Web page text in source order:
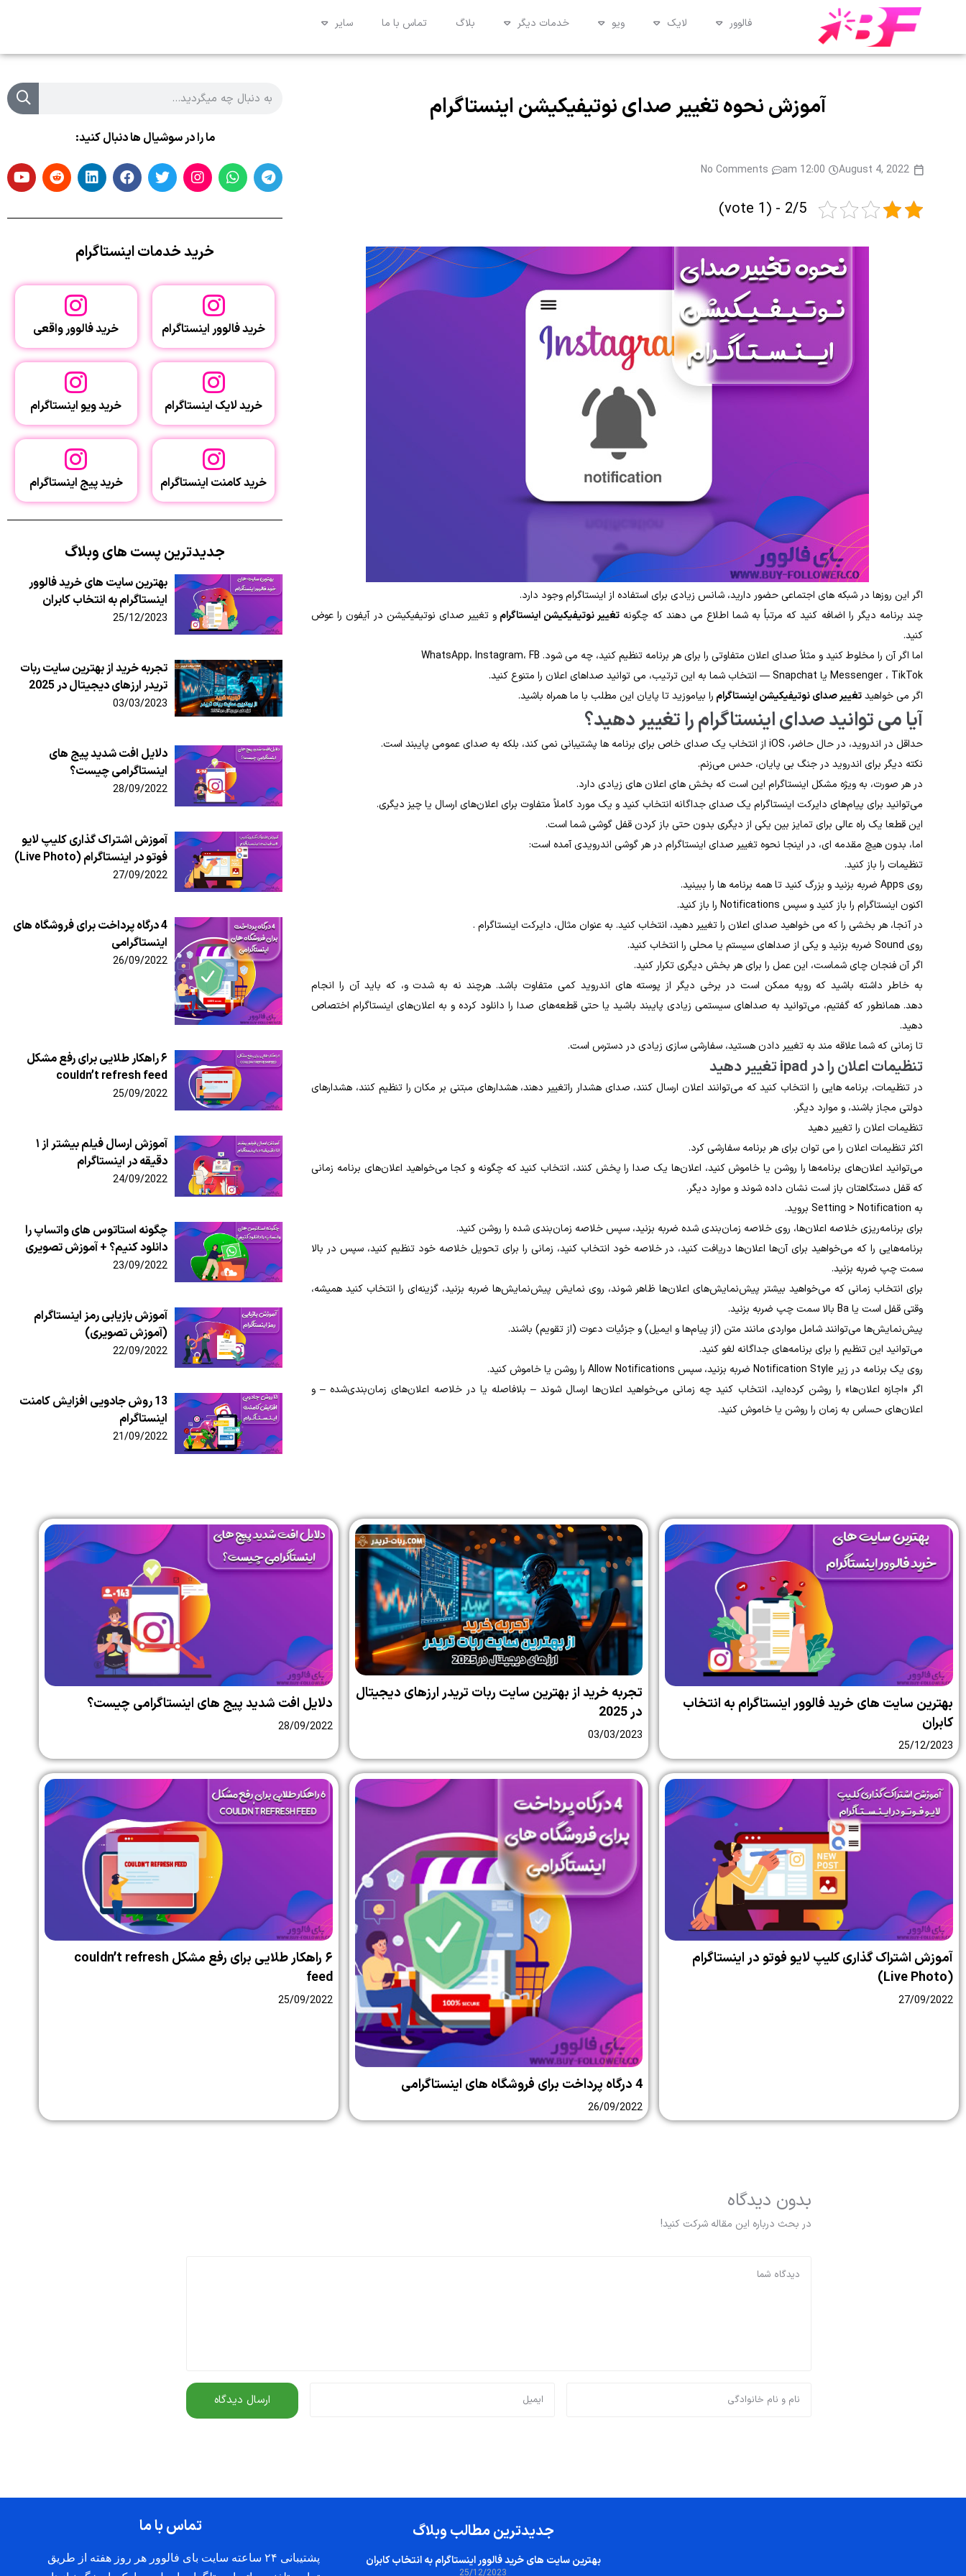
فالوور لایک ویو خدمات دیگر بلاگ تماس با ما سایر
آموزش نحوه تغییر صدای نوتیفیکیشن اینستاگرام
August 4, 2022
12:00 am
No Comments
2/5 - (1 vote)
اگر این روزها در شبکه های اجتماعی حضور دارید، شانس زیادی برای استفاده از اینستاگرام وجود دارد.
چند برنامه دیگر را اضافه کنید که مرتباً به شما اطلاع می دهند که چگونه تغییر نوتیفیکیشن اینستاگرام و تغییر صدای نوتیفیکیشن در آیفون را عوض
کنید.
اما اگر آن را مخلوط کنید و مثلاً صدای اعلان متفاوتی را برای هر برنامه تنظیم کنید، چه می شود. WhatsApp، Instagram، FB
Messenger ، TikTok یا Snapchat — انتخاب شما به این ترتیب، می توانید صداهای اعلان را متنوع کنید.
اگر می خواهیدتغییر صدای نوتیفیکیشن اینستاگرام را بیاموزید تا پایان این مطلب با ما همراه باشید.
آیا می توانید صدای اینستاگرام را تغییر دهید؟
حداقل در اندروید، در حال حاضر، iOS از انتخاب یک صدای خاص برای برنامه ها پشتیبانی نمی کند، بلکه به صدای عمومی پایبند است.
نکته دیگر برای اندروید در جنگ بی پایان، حدس می‌زنم.
در هر صورت، به ویژه مشکل اینستاگرام این است که بخش های اعلان های زیادی دارد.
می‌توانید برای پیام‌های دایرکت اینستاگرام یک صدای جداگانه انتخاب کنید و یک مورد کاملاً متفاوت برای اعلان‌های ارسال یا چیز دیگری.
این قطعا یک راه عالی برای تمایز بین یکی از دیگری بدون حتی باز کردن قفل گوشی شما است.
اما، بدون هیچ مقدمه ای، در اینجا نحوه تغییر صدای اینستاگرام در هر گوشی اندرویدی آمده است:
تنظیمات را باز کنید.
روی Apps ضربه بزنید و بزرگ کنید تا همه برنامه ها را ببینید.
اکنون اینستاگرام را باز کنید و سپس Notifications را باز کنید.
در آنجا، هر بخشی را که می خواهید صدای اعلان را تغییر دهید، انتخاب کنید. به عنوان مثال، دایرکت اینستاگرام .
روی Sound ضربه بزنید و یکی از صداهای سیستم یا محلی را انتخاب کنید.
اگر آن فنجان چای شماست، این عمل را برای هر بخش دیگری تکرار کنید.
به خاطر داشته باشید که رویه ممکن است در برخی دیگر از پوسته های اندروید کمی متفاوت باشد. هرچند نه به شدت و، که باید آن را انجام
دهد. همانطور که گفتیم، می‌توانید به صداهای سیستمی زیادی پایبند باشید یا حتی قطعه‌های صدا را دانلود کرده و به اعلان‌های اینستاگرام اختصاص
دهید.
تا زمانی که شما علاقه مند به تغییر دادن هستید، سفارشی سازی زیادی در دسترس است.
تنظیمات اعلان را در ipad تغییر دهید
در تنظیمات، برنامه‌ هایی را انتخاب کنید که می‌توانند اعلان ارسال کنند، صدای هشدار راتغییر دهند، هشدارهای مبتنی بر مکان را تنظیم کنند، هشدارهای
دولتی مجاز باشند، و موارد دیگر.
تنظیمات اعلان را تغییر دهید
اکثر تنظیمات اعلان را می توان برای هر برنامه سفارشی کرد.
می‌توانید اعلان‌های برنامه‌ها را روشن یا خاموش کنید، اعلان‌ها یک صدا را پخش کنند، انتخاب کنید که چگونه و کجا می‌خواهید اعلان‌های برنامه زمانی
که قفل دستگاهتان باز است نشان داده شوند و موارد دیگر.
به Setting > Notification بروید.
برای برنامه‌ریزی خلاصه اعلان‌ها، روی خلاصه زمان‌بندی شده ضربه بزنید، سپس خلاصه زمان‌بندی شده را روشن کنید.
برنامه‌هایی را که می‌خواهید برای آن‌ها اعلان‌ها دریافت کنید، در خلاصه خود انتخاب کنید، زمانی را برای تحویل خلاصه خود تنظیم کنید، سپس در بالا
سمت چپ ضربه بزنید.
برای انتخاب زمانی که می‌خواهید بیشتر پیش‌نمایش‌های اعلان‌ها ظاهر شوند، روی نمایش پیش‌نمایش‌ها ضربه بزنید، گزینه‌ای را انتخاب کنید همیشه،
وقتی قفل است یا Ba بالا سمت چپ ضربه بزنید.
پیش‌نمایش‌ها می‌توانند شامل مواردی مانند متن (از پیام‌ها و ایمیل) و جزئیات دعوت (از تقویم) باشند.
می‌توانید این تنظیم را برای برنامه‌های جداگانه لغو کنید.
روی یک برنامه در زیر Notification Style ضربه بزنید، سپس Allow Notifications را روشن یا خاموش کنید.
اگر «اجازه اعلان‌ها» را روشن کرده‌اید، انتخاب کنید چه زمانی می‌خواهید اعلان‌ها ارسال شوند – بلافاصله یا در خلاصه اعلان‌های زمان‌بندی‌شده – و
اعلان‌های حساس به زمان را روشن یا خاموش کنید.
ما را در سوشیال ها دنبال کنید:
خرید خدمات اینستاگرام
خرید فالوور اینستاگرام خرید فالوور واقعی
خرید لایک اینستاگرام خرید ویو اینستاگرام
خرید کامنت اینستاگرام خرید پیج اینستاگرام
جدیدترین پست های وبلاگ
بهترین سایت‌ های خرید فالوور
اینستاگرام به انتخاب کابران
25/12/2023
تجربه خرید از بهترین سایت ربات
تریدر ارزهای دیجیتال در 2025
03/03/2023
دلایل افت شدید پیج های
اینستاگرامی چیست؟
28/09/2022
آموزش اشتراک گذاری کلیپ لایو
فوتو در اینستاگرام (Live Photo)
27/09/2022
4 درگاه پرداخت برای فروشگاه های
اینستاگرامی
26/09/2022
۶ راهکار طلایی برای رفع مشکل
couldn’t refresh feed
25/09/2022
آموزش ارسال فیلم بیشتر از ۱
دقیقه در اینستاگرام
24/09/2022
چگونه استاتوس های واتساپ را
دانلود کنیم؟ + آموزش تصویری
23/09/2022
آموزش بازیابی رمز اینستاگرام
(آموزش تصویری)
22/09/2022
13 روش جادویی افزایش کامنت
اینستاگرام
21/09/2022
بهترین سایت‌ های خرید فالوور اینستاگرام به انتخاب
کابران
25/12/2023
تجربه خرید از بهترین سایت ربات تریدر ارزهای دیجیتال
در 2025
03/03/2023
دلایل افت شدید پیج های اینستاگرامی چیست؟
28/09/2022
آموزش اشتراک گذاری کلیپ لایو فوتو در اینستاگرام
(Live Photo)
27/09/2022
4 درگاه پرداخت برای فروشگاه های اینستاگرامی
26/09/2022
۶ راهکار طلایی برای رفع مشکل couldn’t refresh
feed
25/09/2022
بدون دیدگاه
در بحث درباره این مقاله شرکت کنید!
جدیدترین مطالب وبلاگ
بهترین سایت‌ های خرید فالوور اینستاگرام به انتخاب کابران
25/12/2023
تماس با ما
پشتیبانی ۲۴ ساعته سایت بای فالوور هر روز هفته از طریق